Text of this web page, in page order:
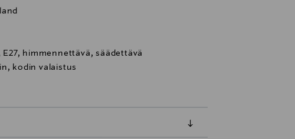
E27, himmennettävä, säädettävä
kodin valaistus